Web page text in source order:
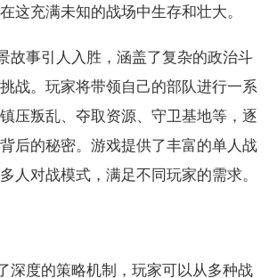
这充满未知的战场中生存和壮大。
故事引人入胜，涵盖了复杂的政治斗
战。玩家将带领自己的部队进行一系
压叛乱、夺取资源、守卫基地等，逐
后的秘密。游戏提供了丰富的单人战
人对战模式，满足不同玩家的需求。
深度的策略机制，玩家可以从多种战